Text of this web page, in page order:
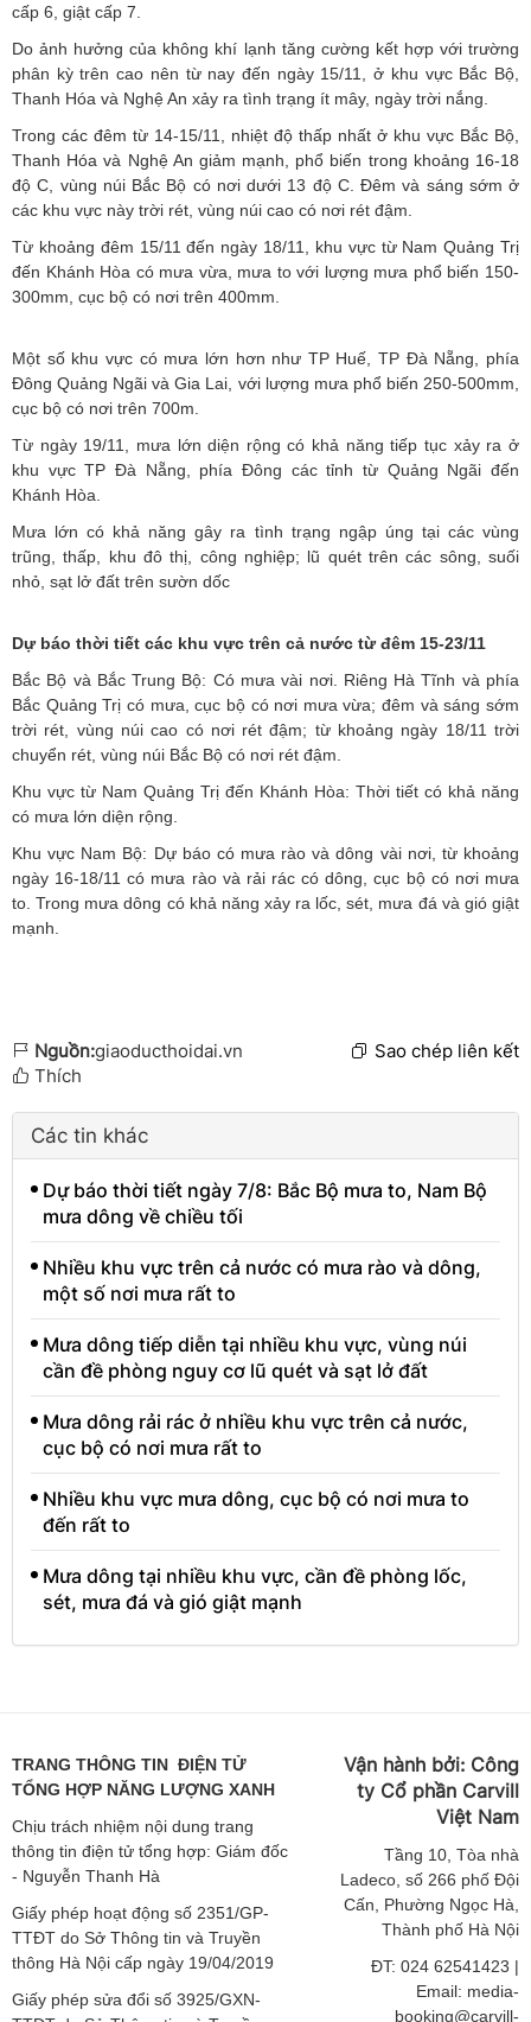
cấp 6, giật cấp 7.
Do ảnh hưởng của không khí lạnh tăng cường kết hợp với trường
phân kỳ trên cao nên từ nay đến ngày 15/11, ở khu vực Bắc Bộ,
Thanh Hóa và Nghệ An xảy ra tình trạng ít mây, ngày trời nắng.
Trong các đêm từ 14-15/11, nhiệt độ thấp nhất ở khu vực Bắc Bộ,
Thanh Hóa và Nghệ An giảm mạnh, phổ biến trong khoảng 16-18
độ C, vùng núi Bắc Bộ có nơi dưới 13 độ C. Đêm và sáng sớm ở
các khu vực này trời rét, vùng núi cao có nơi rét đậm.
Từ khoảng đêm 15/11 đến ngày 18/11, khu vực từ Nam Quảng Trị
đến Khánh Hòa có mưa vừa, mưa to với lượng mưa phổ biến 150-
300mm, cục bộ có nơi trên 400mm.
Một số khu vực có mưa lớn hơn như TP Huế, TP Đà Nẵng, phía
Đông Quảng Ngãi và Gia Lai, với lượng mưa phổ biến 250-500mm,
cục bộ có nơi trên 700m.
Từ ngày 19/11, mưa lớn diện rộng có khả năng tiếp tục xảy ra ở
khu vực TP Đà Nẵng, phía Đông các tỉnh từ Quảng Ngãi đến
Khánh Hòa.
Mưa lớn có khả năng gây ra tình trạng ngập úng tại các vùng
trũng, thấp, khu đô thị, công nghiệp; lũ quét trên các sông, suối
nhỏ, sạt lở đất trên sườn dốc
Dự báo thời tiết các khu vực trên cả nước từ đêm 15-23/11
Bắc Bộ và Bắc Trung Bộ: Có mưa vài nơi. Riêng Hà Tĩnh và phía
Bắc Quảng Trị có mưa, cục bộ có nơi mưa vừa; đêm và sáng sớm
trời rét, vùng núi cao có nơi rét đậm; từ khoảng ngày 18/11 trời
chuyển rét, vùng núi Bắc Bộ có nơi rét đậm.
Khu vực từ Nam Quảng Trị đến Khánh Hòa: Thời tiết có khả năng
có mưa lớn diện rộng.
Khu vực Nam Bộ: Dự báo có mưa rào và dông vài nơi, từ khoảng
ngày 16-18/11 có mưa rào và rải rác có dông, cục bộ có nơi mưa
to. Trong mưa dông có khả năng xảy ra lốc, sét, mưa đá và gió giật
mạnh.
Nguồn:giaoducthoidai.vn
Sao chép liên kết
Thích
Các tin khác
Dự báo thời tiết ngày 7/8: Bắc Bộ mưa to, Nam Bộ
mưa dông về chiều tối
Nhiều khu vực trên cả nước có mưa rào và dông,
một số nơi mưa rất to
Mưa dông tiếp diễn tại nhiều khu vực, vùng núi
cần đề phòng nguy cơ lũ quét và sạt lở đất
Mưa dông rải rác ở nhiều khu vực trên cả nước,
cục bộ có nơi mưa rất to
Nhiều khu vực mưa dông, cục bộ có nơi mưa to
đến rất to
Mưa dông tại nhiều khu vực, cần đề phòng lốc,
sét, mưa đá và gió giật mạnh
TRANG THÔNG TIN ĐIỆN TỬ
TỔNG HỢP NĂNG LƯỢNG XANH
Chịu trách nhiệm nội dung trang
thông tin điện tử tổng hợp: Giám đốc
- Nguyễn Thanh Hà
Giấy phép hoạt động số 2351/GP-
TTĐT do Sở Thông tin và Truyền
thông Hà Nội cấp ngày 19/04/2019
Giấy phép sửa đổi số 3925/GXN-
Vận hành bởi: Công
ty Cổ phần Carvill
Việt Nam
Tầng 10, Tòa nhà
Ladeco, số 266 phố Đội
Cấn, Phường Ngọc Hà,
Thành phố Hà Nội
ĐT: 024 62541423 |
Email: media-
booking@carvill-